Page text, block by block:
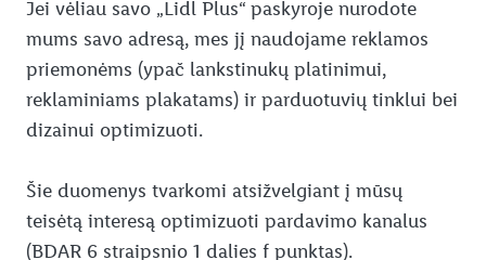
Jei vėliau savo „Lidl Plus“ paskyroje nurodote
mums savo adresą, mes jį naudojame reklamos
priemonėms (ypač lankstinukų platinimui,
reklaminiams plakatams) ir parduotuvių tinklui bei
dizainui optimizuoti.
Šie duomenys tvarkomi atsižvelgiant į mūsų
teisėtą interesą optimizuoti pardavimo kanalus
(BDAR 6 straipsnio 1 dalies f punktas).